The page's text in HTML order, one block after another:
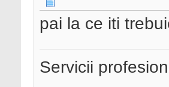
pai la ce iti
Servicii